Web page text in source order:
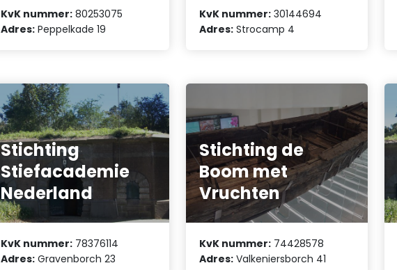
KvK nummer: 80253075
Adres: Peppelkade 19
KvK nummer: 30144694
Adres: Strocamp 4
Stichting
Stiefacademie
Nederland
KvK nummer: 78376114
Adres: Gravenborch 23
Stichting de
Boom met
Vruchten
KvK nummer: 74428578
Adres: Valkeniersborch 41